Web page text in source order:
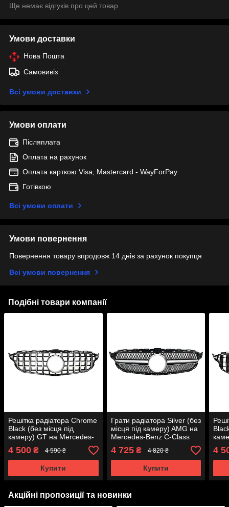
Ще немає відгуків про цей товар
Умови доставки
Нова Пошта
Самовивіз
Всі умови доставки
Умови оплати
Післяплата
Оплата на рахунок
Оплата карткою Visa, Mastercard - WayForPay
Готівкою
Всі умови оплати
Умови повернення
Повернення товару впродовж 14 днів за рахунок покупця
Всі умови повернення
Подібні товари компанії
Решітка радіатора Chrome
Black (без місця під
камеру) GT на Mercedes-
Benz C-Class W205 2014-
2018 року
4 500 ₴ 4 590 ₴
Купити
Грати радіатора Silver (без
місця під камеру) AMG на
Mercedes-Benz C-Class
W205 2014-2018 року
4 725₴ 4 820 ₴
Купити
4
Акційні пропозиції та новинки